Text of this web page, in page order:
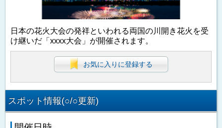
日本の花火大会の発祥といわれる両国の川開き花火を受
け継いだ「xxxx大会」が開催されます。
お気に入りに登録する
スポット情報(○/○更新)